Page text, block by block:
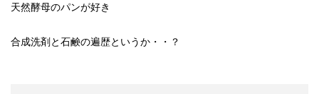
天然酵母のパンが好き
合成洗剤と石鹸の遍歴というか・・？